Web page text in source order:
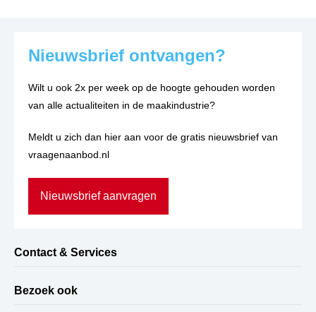
Nieuwsbrief ontvangen?
Wilt u ook 2x per week op de hoogte gehouden worden
van alle actualiteiten in de maakindustrie?
Meldt u zich dan hier aan voor de gratis nieuwsbrief van
vraagenaanbod.nl
Nieuwsbrief aanvragen
Contact & Services
Bezoek ook